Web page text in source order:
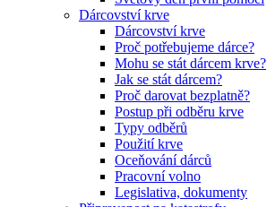
Dárcovství krve
Dárcovství krve
Proč potřebujeme dárce?
Mohu se stát dárcem krve?
Jak se stát dárcem?
Proč darovat bezplatně?
Postup při odběru krve
Typy odběrů
Použití krve
Oceňování dárců
Pracovní volno
Legislativa, dokumenty